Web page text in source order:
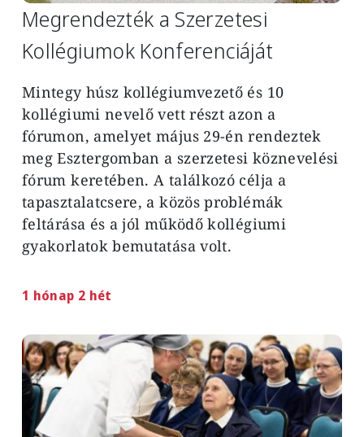
Megrendezték a Szerzetesi
Kollégiumok Konferenciáját
Mintegy húsz kollégiumvezető és 10
kollégiumi nevelő vett részt azon a
fórumon, amelyet május 29-én rendeztek
meg Esztergomban a szerzetesi köznevelési
fórum keretében. A találkozó célja a
tapasztalatcsere, a közös problémák
feltárása és a jól működő kollégiumi
gyakorlatok bemutatása volt.
1 hónap 2 hét
Image